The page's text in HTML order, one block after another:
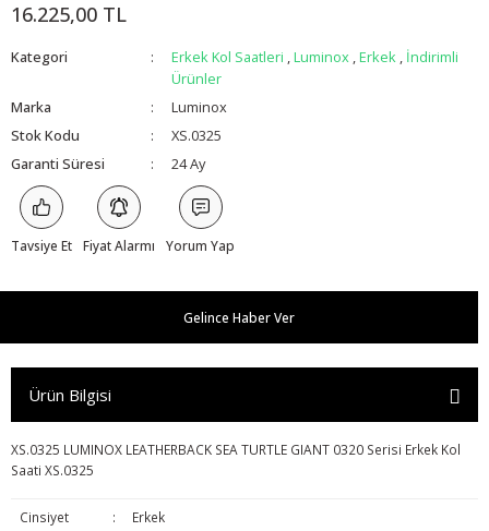
16.225,00 TL
Kategori Erkek Kol Saatleri ,Luminox ,Erkek , İndirimli
Ürünler
Marka
Luminox
Stok Kodu
XS.0325
Garanti Süresi
24 Ay
Tavsiye Et Fiyat Alarmı Yorum Yap
Gelince Haber Ver
Ürün Bilgisi
XS.0325 LUMINOX LEATHERBACK SEA TURTLE GIANT 0320 Serisi Erkek Kol
Saati XS.0325
Cinsiyet : Erkek